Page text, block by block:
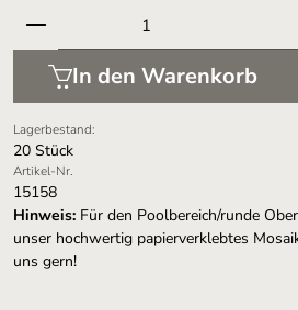
Produkt Anzahl: Gib den
In den Warenkorb
Lagerbestand:
20 Stück
Artikel-Nr.
15158
Hinweis:Für den Poolbereich/runde
unser hochwertig papierverklebtes
uns gern!